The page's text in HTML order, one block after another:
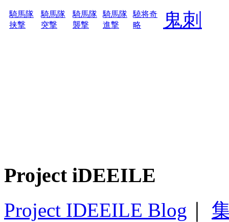
騎馬隊
挟撃
騎馬隊
突撃
騎馬隊
襲撃
騎馬隊
進撃
驍将奇
略
鬼刺
Project iDEEILE
Project IDEEILE Blog